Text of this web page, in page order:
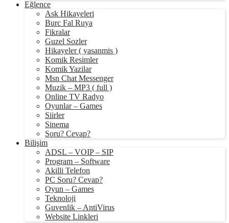
Eğlence
Ask Hikayeleri
Burc Fal Ruya
Fikralar
Guzel Sozler
Hikayeler ( yasanmis )
Komik Resimler
Komik Yazilar
Msn Chat Messenger
Muzik – MP3 ( full )
Online TV Radyo
Oyunlar – Games
Siirler
Sinema
Soru? Cevap?
Bilişim
ADSL – VOIP – SIP
Program – Software
Akilli Telefon
PC Soru? Cevap?
Oyun – Games
Teknoloji
Guvenlik – AntiVirus
Website Linkleri